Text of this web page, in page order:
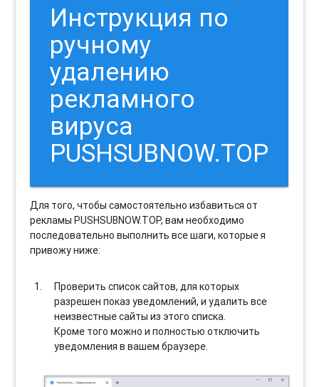
Инструкция по
ручному
удалению
рекламного
вируса
PUSHSUBNOW.TOP
Для того, чтобы самостоятельно избавиться от
рекламы PUSHSUBNOW.TOP, вам необходимо
последовательно выполнить все шаги, которые я
привожу ниже:
Проверить список сайтов, для которых
разрешен показ уведомлений, и удалить все
неизвестные сайты из этого списка.
Кроме того можно и полностью отключить
уведомления в вашем браузере.